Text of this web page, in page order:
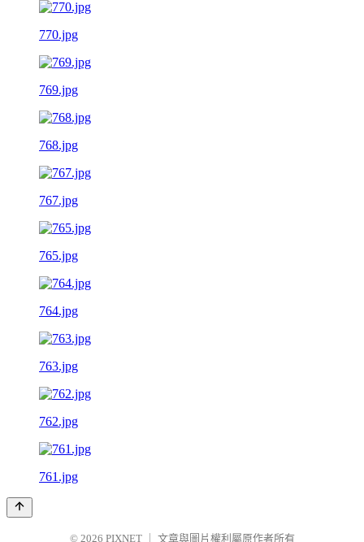
770.jpg
769.jpg
768.jpg
767.jpg
765.jpg
764.jpg
763.jpg
762.jpg
761.jpg
© 2026 PIXNET 文章與圖片權利屬原作者所有